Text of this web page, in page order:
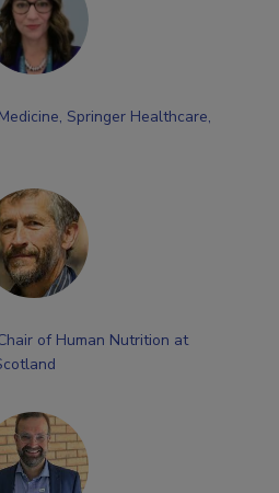
Springer Healthcare,
of Human Nutrition at